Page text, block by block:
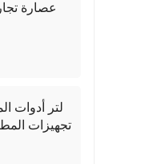
عصارة
تجهيزات